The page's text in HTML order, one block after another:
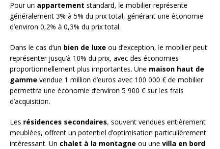
Pour un appartement standard, le mobilier représente
généralement 3% à 5% du prix total, générant une économie
d’environ 0,2% à 0,3% du prix total.
Dans le cas d’un bien de luxe ou d’exception, le mobilier peut
représenter jusqu’à 10% du prix, avec des économies
proportionnellement plus importantes. Une maison haut de
gamme vendue 1 million d’euros avec 100 000 € de mobilier
permettra une économie d’environ 5 900 € sur les frais
d’acquisition.
Les résidences secondaires, souvent vendues entièrement
meublées, offrent un potentiel d’optimisation particulièrement
intéressant. Un chalet à la montagne ou une villa en bord